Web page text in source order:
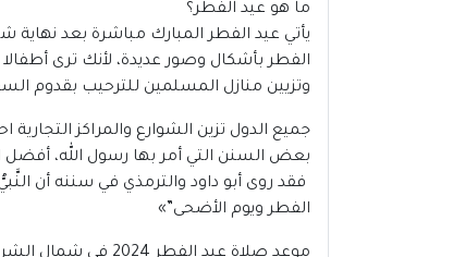
ما هو عيد الفطر؟
يأتي عيد الفطرالمبارك مباشرة بعد نهاية
الفطر بأشكال وصور عديدة، لأنك ترى
وتزيين منازل المسلمين للترحيب بقدوم
جميع الدول تزين الشوارع والمراكز
بعض السنن التي أمر بها رسول الله، أفضل
فقد روى أبو داود والترمذي في سننه أن
الفطر ويوم الأضحى”»